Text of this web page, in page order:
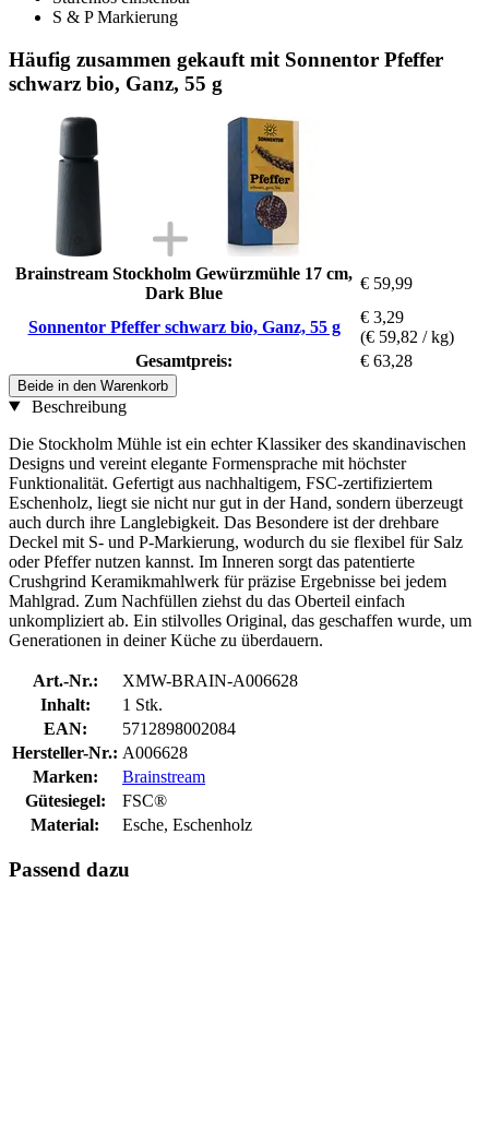
S & P Markierung
Häufig zusammen gekauft mit Sonnentor Pfeffer
schwarz bio, Ganz, 55 g
Brainstream Stockholm Gewürzmühle 17 cm,
Dark Blue
€ 59,99
Sonnentor Pfeffer schwarz bio, Ganz, 55 g
€ 3,29
(€ 59,82 / kg)
Gesamtpreis:
€ 63,28
Beide in den Warenkorb
Beschreibung
Die Stockholm Mühle ist ein echter Klassiker des skandinavischen
Designs und vereint elegante Formensprache mit höchster
Funktionalität. Gefertigt aus nachhaltigem, FSC-zertifiziertem
Eschenholz, liegt sie nicht nur gut in der Hand, sondern überzeugt
auch durch ihre Langlebigkeit. Das Besondere ist der drehbare
Deckel mit S- und P-Markierung, wodurch du sie flexibel für Salz
oder Pfeffer nutzen kannst. Im Inneren sorgt das patentierte
Crushgrind Keramikmahlwerk für präzise Ergebnisse bei jedem
Mahlgrad. Zum Nachfüllen ziehst du das Oberteil einfach
unkompliziert ab. Ein stilvolles Original, das geschaffen wurde, um
Generationen in deiner Küche zu überdauern.
Art.-Nr.:
XMW-BRAIN-A006628
Inhalt:
1 Stk.
EAN:
5712898002084
Hersteller-Nr.: A006628
Marken:
Brainstream
Gütesiegel:
FSC®
Material:
Esche, Eschenholz
Passend dazu